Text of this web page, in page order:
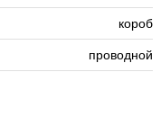
короб
проводной